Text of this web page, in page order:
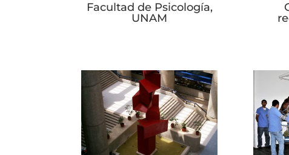
Facultad de Psicología,
UNAM